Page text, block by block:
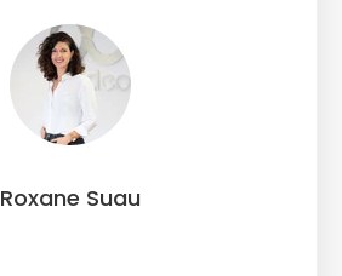
Roxane Suau